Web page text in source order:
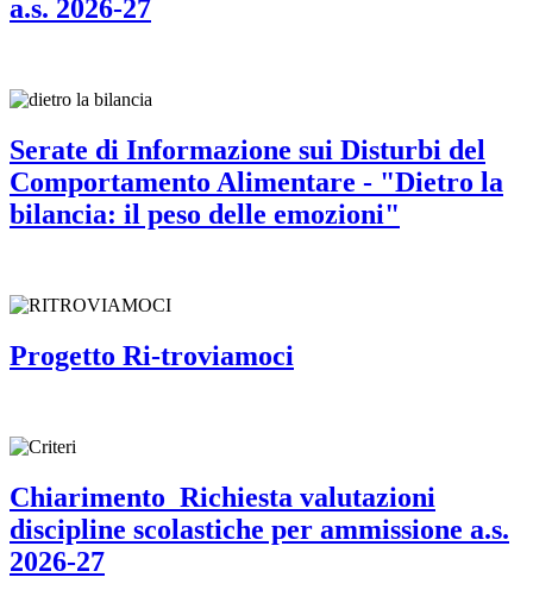
a.s. 2026-27
Serate di Informazione sui Disturbi del
Comportamento Alimentare - "Dietro la
bilancia: il peso delle emozioni"
Progetto Ri-troviamoci
Chiarimento_Richiesta valutazioni
discipline scolastiche per ammissione a.s.
2026-27